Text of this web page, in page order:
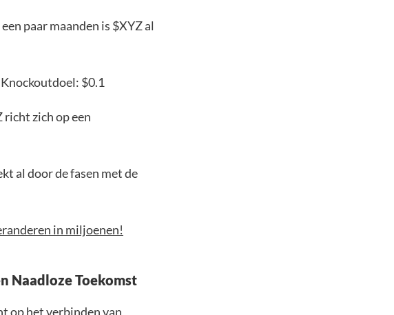
paar maanden is $XYZ al
$0.1
zich op een
al door de fasen met de
in miljoenen!
Naadloze Toekomst
op het verbinden van